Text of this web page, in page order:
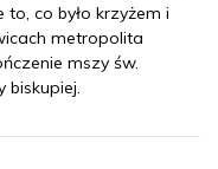
to, co było krzyżem i
metropolita
mszy św.
biskupiej.